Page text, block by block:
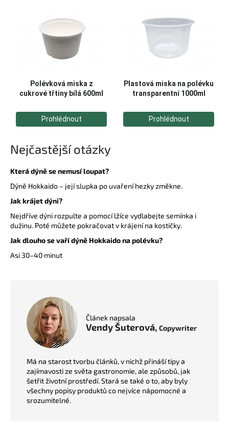
Nejčastější otázky
Která dýně se nemusí loupat?
Dýně Hokkaido – její slupka po uvaření hezky změkne.
Jak krájet dýni?
Nejdříve dýni rozpulte a pomocí lžíce vydlabejte semínka i
dužinu. Poté můžete pokračovat v krájení na kostičky.
Jak dlouho se vaří dýně Hokkaido na polévku?
Asi 30–40 minut
Článek napsala
Vendy Šuterová, Copywriter
Má na starost tvorbu článků, v nichž přináší tipy a
zajímavosti ze světa gastronomie, ale způsobů, jak
šetřit životní prostředí. Stará se také o to, aby byly
všechny popisy produktů co nejvíce nápomocné a
srozumitelné.